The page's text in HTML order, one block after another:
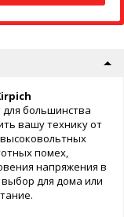
большинства
вашу технику от
помех,
напряжения в
для дома или